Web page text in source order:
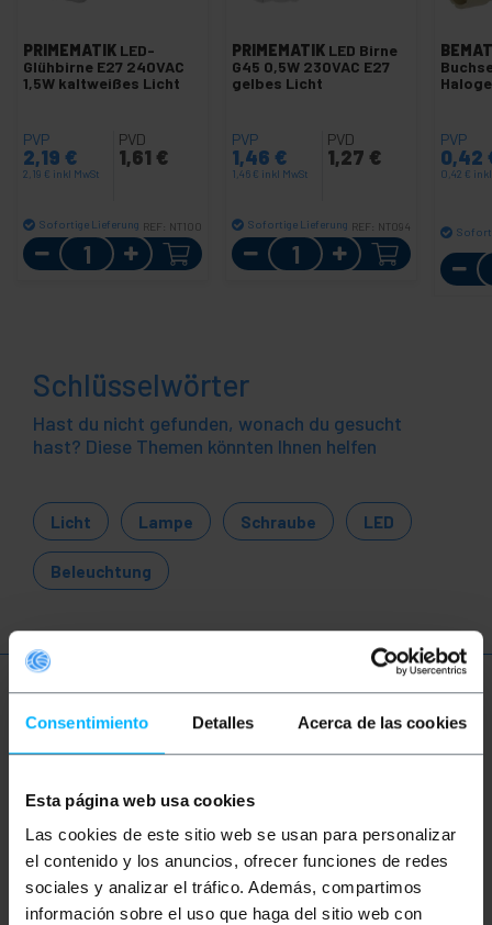
Consentimiento Detalles Acerca de las cookies
Esta página web usa cookies
Las cookies de este sitio web se usan para personalizar
el contenido y los anuncios, ofrecer funciones de redes
sociales y analizar el tráfico. Además, compartimos
información sobre el uso que haga del sitio web con
PRIMEMATIK LED-
Glühbirne E27 240VAC
1,5W kaltweißes Licht
PVP
2,19 €
2,19 € inkl MwSt
PVD
1,61 €
Sofortige Lieferung REF: NT100
Menge
PRIMEMATIK LED Birne
G45 0,5W 230VAC E27
gelbes Licht
PVP
1,46 €
1,46 € inkl MwSt
PVD
1,27 €
Sofortige Lieferung REF: NT094
Menge
PVP
0,42
0,42 €
Schlüsselwörter
Hast du nicht gefunden, wonach du gesucht
hast? Diese Themen könnten Ihnen helfen
Licht Lampe Schraube LED
Beleuchtung
Mehr Info
Beschreibung
LED-Birne Typ G45 sphärisch und mit E27-Gewinde.
LED-Technologie hat einen sehr niedrigen Verbrauch
und eine lange Lebensdauer der Lampe.